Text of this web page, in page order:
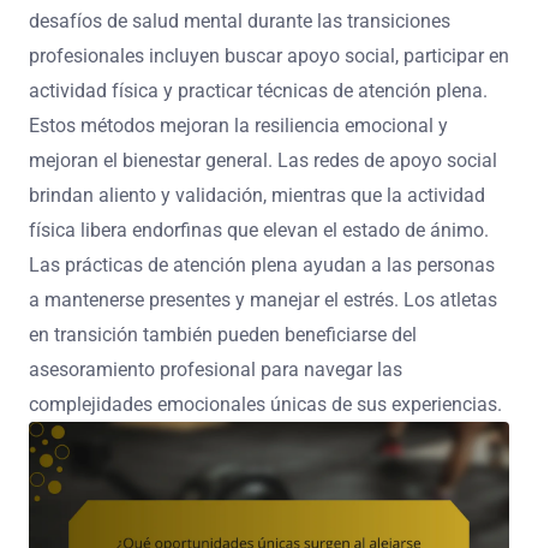
desafíos de salud mental durante las transiciones
profesionales incluyen buscar apoyo social, participar en
actividad física y practicar técnicas de atención plena.
Estos métodos mejoran la resiliencia emocional y
mejoran el bienestar general. Las redes de apoyo social
brindan aliento y validación, mientras que la actividad
física libera endorfinas que elevan el estado de ánimo.
Las prácticas de atención plena ayudan a las personas
a mantenerse presentes y manejar el estrés. Los atletas
en transición también pueden beneficiarse del
asesoramiento profesional para navegar las
complejidades emocionales únicas de sus experiencias.